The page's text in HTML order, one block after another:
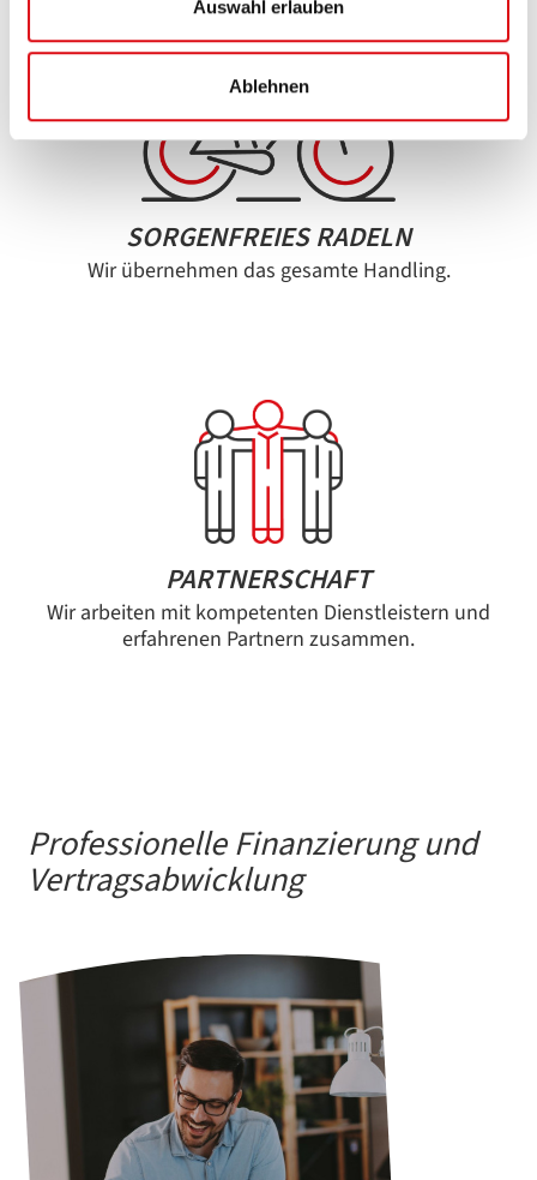
Auswahl erlauben
Ablehnen
SORGENFREIES RADELN
Wir übernehmen das gesamte Handling.
PARTNERSCHAFT
Wir arbeiten mit kompetenten Dienstleistern und
erfahrenen Partnern zusammen.
Professionelle Finanzierung und
Vertragsabwicklung